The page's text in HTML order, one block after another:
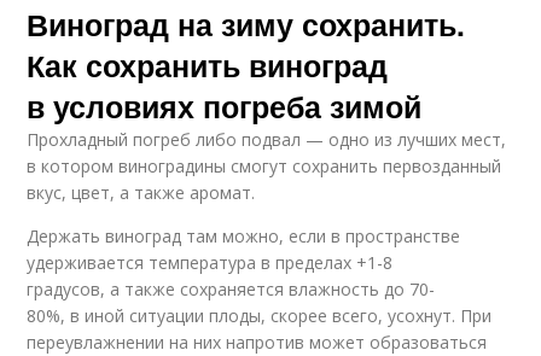
Виноград на зиму сохранить.
Как сохранить виноград
в условиях погреба зимой
Прохладный погреб либо подвал — одно из лучших мест,
в котором виноградины смогут сохранить первозданный
вкус, цвет, а также аромат.
Держать виноград там можно, если в пространстве
удерживается температура в пределах +1-8
градусов, а также сохраняется влажность до 70-
80%, в иной ситуации плоды, скорее всего, усохнут. При
переувлажнении на них напротив может образоваться